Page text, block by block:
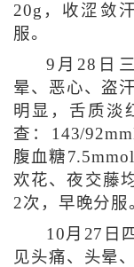
20g，收涩敛
服。
9月28日
晕、恶心、盗
明显，舌质淡
查：143/
腹血糖
欢花、夜交藤
2次，早晚分服
10月27日
见头痛、头晕